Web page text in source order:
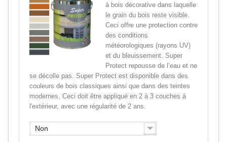
à bois décorative dans laquelle
le grain du bois reste visible.
Ceci offre une protection contre
des conditions
météorologiques (rayons UV)
et du bleuissement. Super
Protect repousse de l’eau et ne
se décolle pas. Super Protect est disponible dans des
couleurs de bois classiques ainsi que dans des teintes
modernes. Ceci doit être appliqué en 2 à 3 couches à
l'extérieur, avec une régularité de 2 ans.
Non